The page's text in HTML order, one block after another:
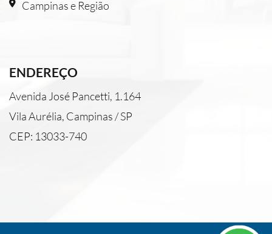
Campinas e Região
ENDEREÇO
Avenida José Pancetti, 1.164
Vila Aurélia, Campinas / SP
CEP: 13033-740